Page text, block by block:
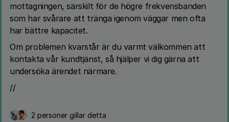
mottagningen, särskilt för de högre frekvensbanden
som har svårare att tränga igenom väggar men ofta
har bättre kapacitet.
Om problemen kvarstår är du varmt välkommen att
kontakta vår kundtjänst, så hjälper vi dig gärna att
undersöka ärendet närmare.
//
2 personer gillar detta